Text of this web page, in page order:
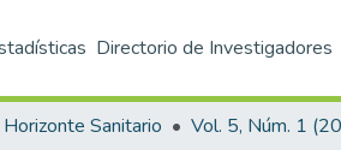
Directorio de Investigadores
Horizonte Sanitario Vol. 5, Núm. 1